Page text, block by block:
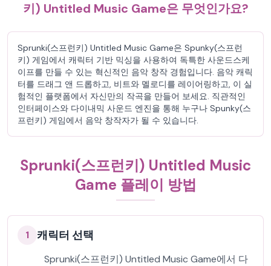
키) Untitled Music Game은 무엇인가요?
Sprunki(스프런키) Untitled Music Game은 Spunky(스프런
키) 게임에서 캐릭터 기반 믹싱을 사용하여 독특한 사운드스케
이프를 만들 수 있는 혁신적인 음악 창작 경험입니다. 음악 캐릭
터를 드래그 앤 드롭하고, 비트와 멜로디를 레이어링하고, 이 실
험적인 플랫폼에서 자신만의 작곡을 만들어 보세요. 직관적인
인터페이스와 다이내믹 사운드 엔진을 통해 누구나 Spunky(스
프런키) 게임에서 음악 창작자가 될 수 있습니다.
Sprunki(스프런키) Untitled Music
Game 플레이 방법
1 캐릭터 선택
Sprunki(스프런키) Untitled Music Game에서 다